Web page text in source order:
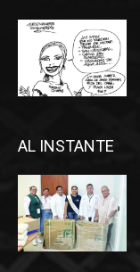
AL INSTANTE